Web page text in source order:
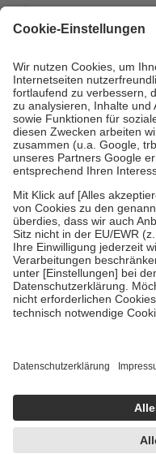
mit.
Grundsätzlich leisten
höchstens zehn Euro.
Es
Kosten der Leistung zu
Diese Regeln gelten
Bei Heilmitteln und
Zuzahlung zehn Prozent
Verordnung.
Um das Engagement der
stärken und die besondere
fallenkeine Zuzahlungenan
• Kindern und
mit Ausnahme der
• Untersuchungen zur
GKV getragen werden
• empfohlenen
• Harn- und Blutteststreifen
getroffen, um
https://help.etrusted.com/
Einige Bilder und Inhalte